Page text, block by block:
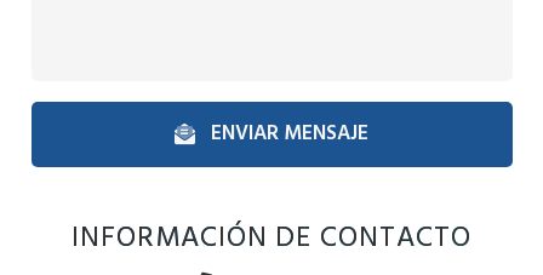
ENVIAR MENSAJE
INFORMACIÓN DE CONTACTO